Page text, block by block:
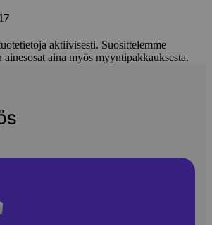
aktiivisesti. Suosittelemme
aina myös myyntipakkauksesta.